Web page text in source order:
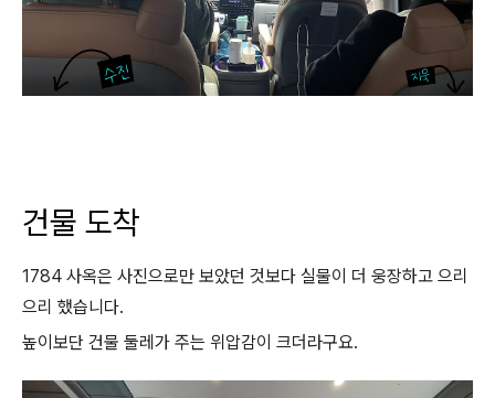
건물 도착
1784 사옥은 사진으로만 보았던 것보다 실물이 더 웅장하고 으리
으리 했습니다.
높이보단 건물 둘레가 주는 위압감이 크더라구요.